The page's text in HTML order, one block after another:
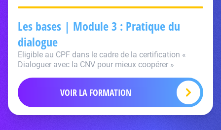
Les bases | Module 3 : Pratique du
dialogue
Eligible au CPF dans le cadre de la certification «
Dialoguer avec la CNV pour mieux coopérer »
VOIR LA FORMATION